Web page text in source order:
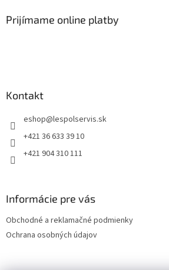
Prijímame online platby
Kontakt
eshop@lespolservis.sk
+421 36 633 39 10
+421 904 310 111
Informácie pre vás
Obchodné a reklamačné podmienky
Ochrana osobných údajov